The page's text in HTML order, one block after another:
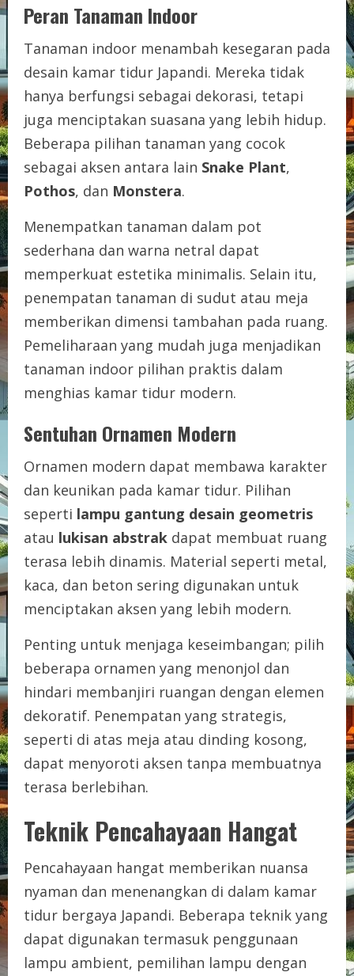
Peran Tanaman Indoor
Tanaman indoor menambah kesegaran pada
desain kamar tidur Japandi. Mereka tidak
hanya berfungsi sebagai dekorasi, tetapi
juga menciptakan suasana yang lebih hidup.
Beberapa pilihan tanaman yang cocok
sebagai aksen antara lain Snake Plant,
Pothos, dan Monstera.
Menempatkan tanaman dalam pot
sederhana dan warna netral dapat
memperkuat estetika minimalis. Selain itu,
penempatan tanaman di sudut atau meja
memberikan dimensi tambahan pada ruang.
Pemeliharaan yang mudah juga menjadikan
tanaman indoor pilihan praktis dalam
menghias kamar tidur modern.
Sentuhan Ornamen Modern
Ornamen modern dapat membawa karakter
dan keunikan pada kamar tidur. Pilihan
seperti lampu gantung desain geometris
atau lukisan abstrak dapat membuat ruang
terasa lebih dinamis. Material seperti metal,
kaca, dan beton sering digunakan untuk
menciptakan aksen yang lebih modern.
Penting untuk menjaga keseimbangan; pilih
beberapa ornamen yang menonjol dan
hindari membanjiri ruangan dengan elemen
dekoratif. Penempatan yang strategis,
seperti di atas meja atau dinding kosong,
dapat menyoroti aksen tanpa membuatnya
terasa berlebihan.
Teknik Pencahayaan Hangat
Pencahayaan hangat memberikan nuansa
nyaman dan menenangkan di dalam kamar
tidur bergaya Japandi. Beberapa teknik yang
dapat digunakan termasuk penggunaan
lampu ambient, pemilihan lampu dengan